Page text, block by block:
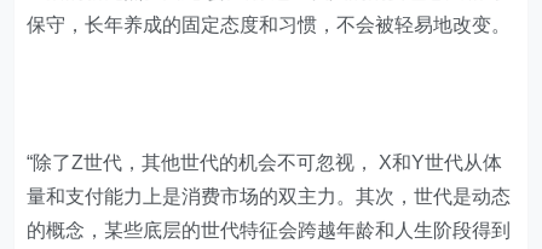
保守，长年养成的固定态度和习惯，不会被轻易地改变。
“除了Z世代，其他世代的机会不可忽视， X和Y世代从体
量和支付能力上是消费市场的双主力。其次，世代是动态
的概念，某些底层的世代特征会跨越年龄和人生阶段得到